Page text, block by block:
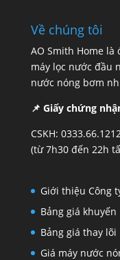
Về chúng tôi
AO Smith Home
máy lọc nước đầu
nước nóng bơm
📌 Giấy chứng
CSKH: 0333.66.1212
(từ 7h30 đến 22h
Giới thiệu Công
Bảng giá khuyến
Bảng giá thay lõi
Giá máy nước